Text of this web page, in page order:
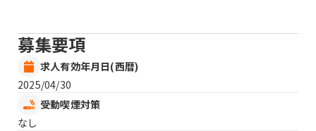
募集要項
求人有効年月日(西暦)
2025/04/30
受動喫煙対策
なし